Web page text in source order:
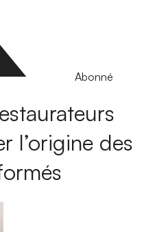
Abonné
l’origine des